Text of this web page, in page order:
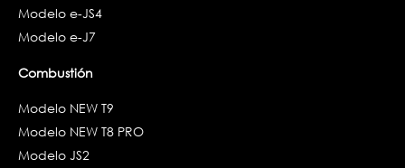
Modelo e-JS4
Modelo e-J7
Combustión
Modelo NEW T9
Modelo NEW T8 PRO
Modelo JS2